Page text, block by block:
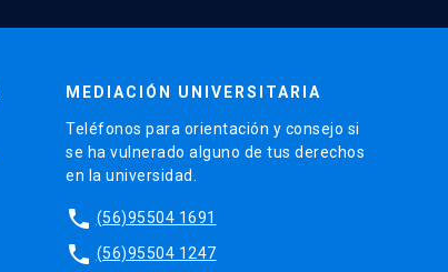
MEDIACIÓN UNIVERSITARIA
Teléfonos para orientación y consejo si
se ha vulnerado alguno de tus derechos
en la universidad.
phone (56)95504 1691
phone (56)95504 1247